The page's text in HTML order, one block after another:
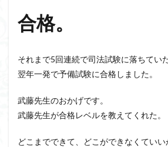
合格。
それまで5回連続で司法試験に落ちてい
翌年一発で予備試験に合格しました。
武藤先生のおかげです。
武藤先生が合格レベルを教えてくれた。
どこまでできて、どこができなくていい